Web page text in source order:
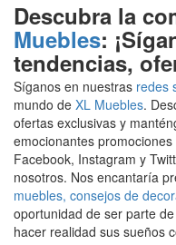
Descubra la
Muebles:
tendencias,
Síganos en nuestras redes
mundo de XL Muebles.
ofertas exclusivas y
emocionantes
Facebook, Instagram y
nosotros. Nos encantaría
muebles, consejos de
oportunidad de ser parte
hacer realidad sus sueños